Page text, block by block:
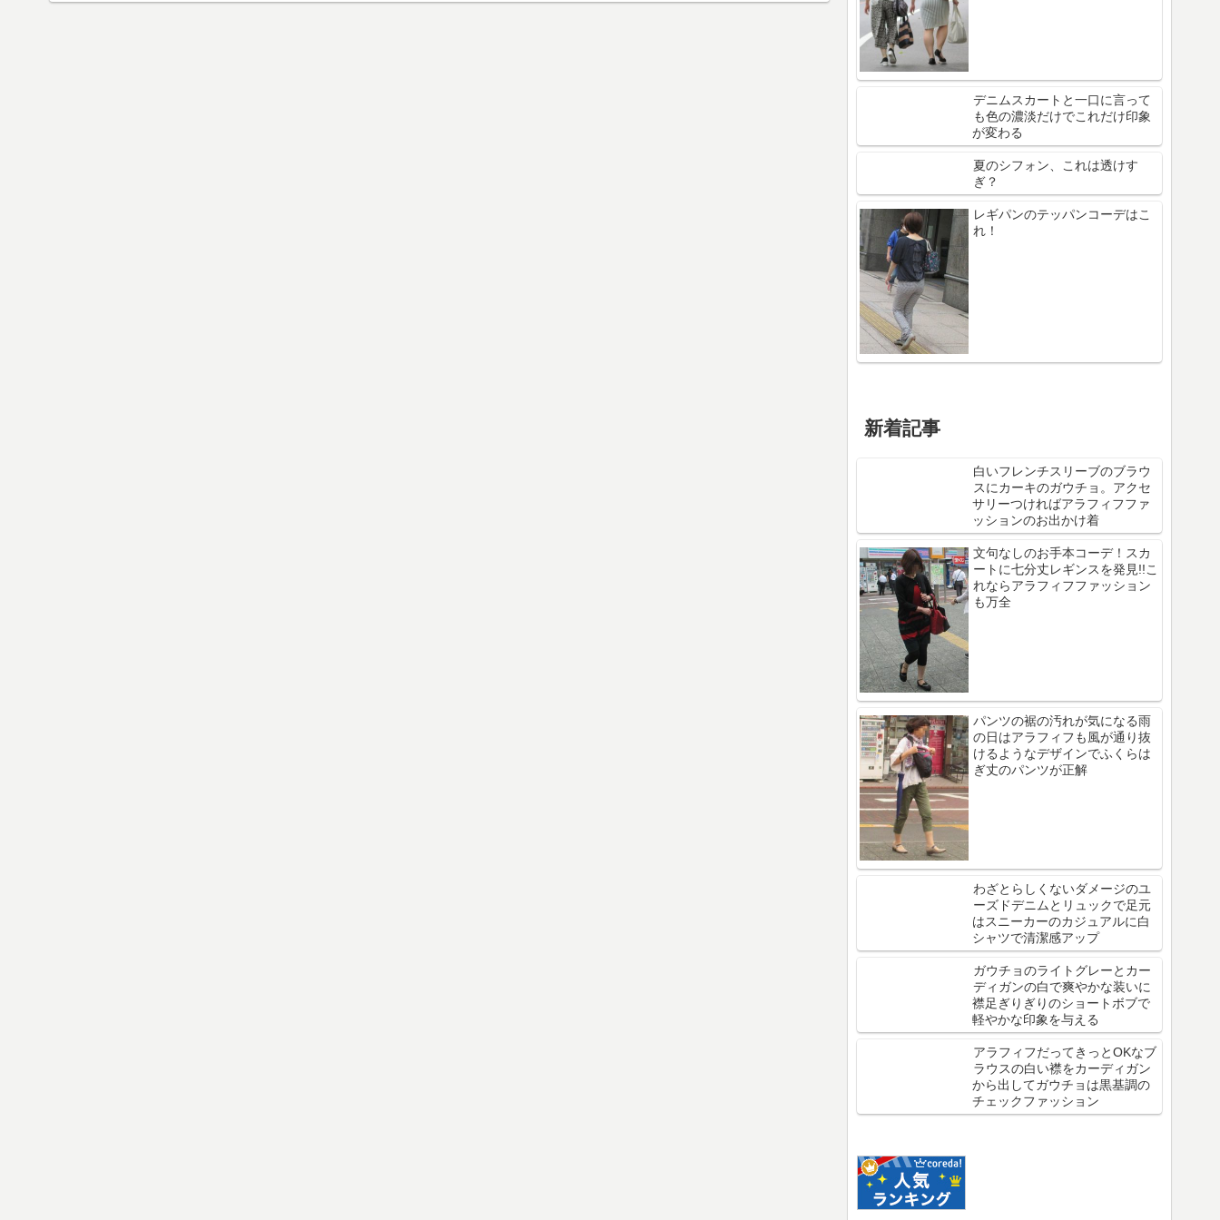
デニムスカートと一口に言って
も色の濃淡だけでこれだけ印象
が変わる
夏のシフォン、これは透けす
ぎ？
レギパンのテッパンコーデはこ
れ！
新着記事
白いフレンチスリーブのブラウ
スにカーキのガウチョ。アクセ
サリーつければアラフィフファ
ッションのお出かけ着
文句なしのお手本コーデ！スカ
ートに七分丈レギンスを発見!!こ
れならアラフィフファッション
も万全
パンツの裾の汚れが気になる雨
の日はアラフィフも風が通り抜
けるようなデザインでふくらは
ぎ丈のパンツが正解
わざとらしくないダメージのユ
ーズドデニムとリュックで足元
はスニーカーのカジュアルに白
シャツで清潔感アップ
ガウチョのライトグレーとカー
ディガンの白で爽やかな装いに
襟足ぎりぎりのショートボブで
軽やかな印象を与える
アラフィフだってきっとOKなブ
ラウスの白い襟をカーディガン
から出してガウチョは黒基調の
チェックファッション